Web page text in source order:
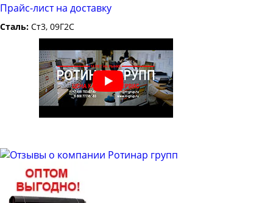
Труба профильная 120х40
Труба профильная 120х50
Труба профильная 120х80
Труба профильная 140х60
Труба профильная 140х80
Труба профильная 140х100
Труба профильная 150х50
Труба профильная 150х100
Труба профильная 160х80
Прайс-лист на доставку
Сталь: Ст3, 09Г2С